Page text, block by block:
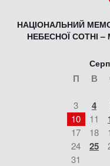
НАЦІОНАЛЬНИЙ
НЕБЕСНОЇ СОТНІ –
П В
3 4
10
11
17
18
24
25
31